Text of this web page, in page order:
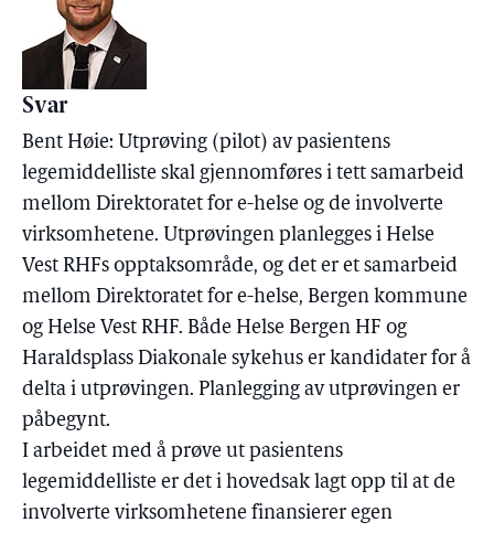
Svar
Bent Høie: Utprøving (pilot) av pasientens
legemiddelliste skal gjennomføres i tett samarbeid
mellom Direktoratet for e-helse og de involverte
virksomhetene. Utprøvingen planlegges i Helse
Vest RHFs opptaksområde, og det er et samarbeid
mellom Direktoratet for e-helse, Bergen kommune
og Helse Vest RHF. Både Helse Bergen HF og
Haraldsplass Diakonale sykehus er kandidater for å
delta i utprøvingen. Planlegging av utprøvingen er
påbegynt.
I arbeidet med å prøve ut pasientens
legemiddelliste er det i hovedsak lagt opp til at de
involverte virksomhetene finansierer egen